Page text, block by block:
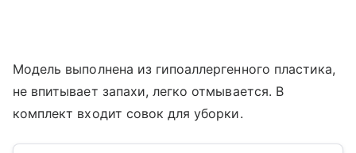
Модель выполнена из гипоаллергенного пластика,
не впитывает запахи, легко отмывается. В
комплект входит совок для уборки.